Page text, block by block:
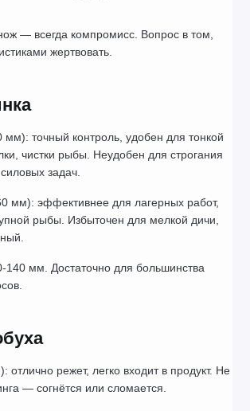
— всегда компромисс. Вопрос в том,
жертвовать.
мм): точный контроль, удобен для тонкой
чистки рыбы. Неудобен для строгания
задач.
мм): эффективнее для лагерных работ,
рыбы. Избыточен для мелкой дичи,
140 мм. Достаточно для большинства
отлично режет, легко входит в продукт. Не
— согнётся или сломается.